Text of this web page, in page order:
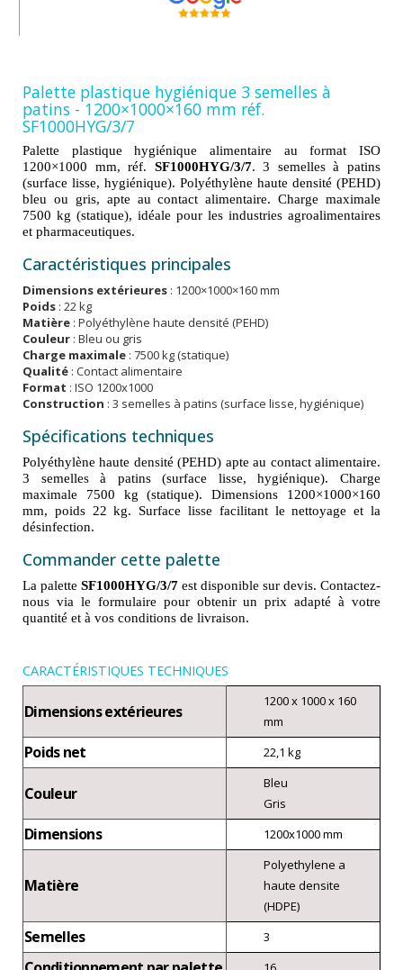
Palette plastique hygiénique 3 semelles à
patins - 1200×1000×160 mm réf.
SF1000HYG/3/7
Palette plastique hygiénique alimentaire au format ISO
1200×1000 mm, réf. SF1000HYG/3/7. 3 semelles à patins
(surface lisse, hygiénique). Polyéthylène haute densité (PEHD)
bleu ou gris, apte au contact alimentaire. Charge maximale
7500 kg (statique), idéale pour les industries agroalimentaires
et pharmaceutiques.
Caractéristiques principales
Dimensions extérieures : 1200×1000×160 mm
Poids : 22 kg
Matière : Polyéthylène haute densité (PEHD)
Couleur : Bleu ou gris
Charge maximale : 7500 kg (statique)
Qualité : Contact alimentaire
Format : ISO 1200x1000
Construction : 3 semelles à patins (surface lisse, hygiénique)
Spécifications techniques
Polyéthylène haute densité (PEHD) apte au contact alimentaire.
3 semelles à patins (surface lisse, hygiénique). Charge
maximale 7500 kg (statique). Dimensions 1200×1000×160
mm, poids 22 kg. Surface lisse facilitant le nettoyage et la
désinfection.
Commander cette palette
La palette SF1000HYG/3/7 est disponible sur devis. Contactez-
nous via le formulaire pour obtenir un prix adapté à votre
quantité et à vos conditions de livraison.
CARACTÉRISTIQUES TECHNIQUES
Dimensions extérieures
1200 x 1000 x 160
mm
Poids net 22,1 kg
Couleur
Bleu
Gris
Dimensions 1200x1000 mm
Matière
Polyethylene a
haute densite
(HDPE)
Semelles 3